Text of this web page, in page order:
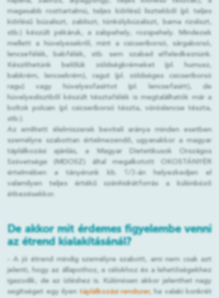
magasabb rosttartalmú, teljes kiőrlésű lisztekből (pl. teljes
kiőrlésű búzaliszt, zabliszt, tönkölybúzaliszt, barna rizsliszt,
stb.) készült pékáruk, a zabpehely, rozspehely. Mindezek
mellett a hüvelyesekről, mint a csicseriborsó, sárgaborsó,
lencsefélék, babfélék, stb. sem szabad elfeledkeznünk.
Készíthetünk belőlük zöldségkrémeket (pl. humusz,
babkrém, lencsekrém), ragut (pl. zöldséges csicseriborsó
ragu) vagy hüvelyesfasírtot (pl. lencsefasírt), de
hüvelyeslisztből készült tésztafélék is megtalálhatók már a
boltok polcain (pl. csicseriborsó tészta, vöröslencse tészta,
stb.).
Az említett élelmiszerek beviteli aránya minden esetben
személyre szabottan értelmezendő, ugyanakkor a magyar
táplálkozási ajánlás, a Magyar Dietetikusok Országos
Szövetsége (MDOSZ) által megalkotott OKOSTÁNYÉR
értelmében a tányérunk kb. 1/3-án helyezkedjen el
valamilyen teljes értékű szénhidrátforrás a különböző
étkezésekkor.
De akkor mit érdemes figyelembe venni
az étrend kialakításánál?
- A jó étrend mindig személyre szabott, ami nem csak azt
jelenti, hogy az állapothoz, a célokhoz és a lehetőségekhez
igazodik, de az ízléshez is. Különösen akkor jelenthet nagy
segítséget egy ilyen táplálkozási rendszer,ha valaki konkrét